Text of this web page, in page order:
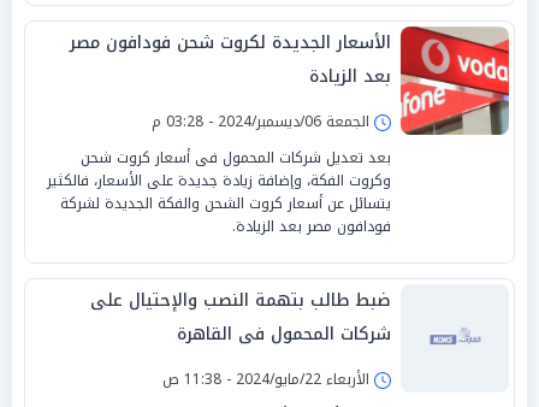
الأسعار الجديدة لكروت شحن فودافون مصر
بعد الزيادة
الجمعة 06/ديسمبر/2024 - 03:28 م
بعد تعديل شركات المحمول فى أسعار كروت شحن
وكروت الفكة، وإضافة زيادة جديدة على الأسعار، فالكثير
يتسائل عن أسعار كروت الشحن والفكة الجديدة لشركة
فودافون مصر بعد الزيادة.
ضبط طالب بتهمة النصب والإحتيال على
شركات المحمول فى القاهرة
الأربعاء 22/مايو/2024 - 11:38 ص